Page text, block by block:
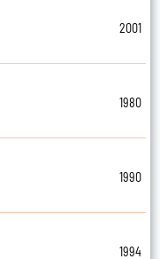
2001
1980
1990
1994